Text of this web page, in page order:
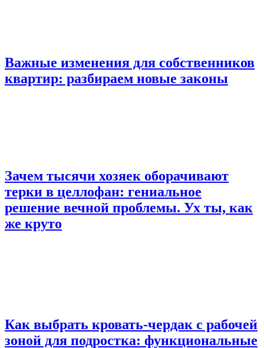
Важные изменения для собственников
квартир: разбираем новые законы
Зачем тысячи хозяек оборачивают
терки в целлофан: гениальное
решение вечной проблемы. Ух ты, как
же круто
Как выбрать кровать-чердак с рабочей
зоной для подростка: функциональные